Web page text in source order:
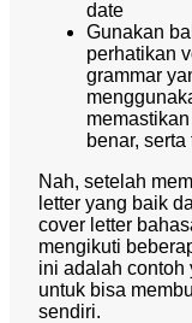
date
Gunakan
perhatikan
grammar
benar,
Nah, setelah
letter yang baik
cover letter
mengikuti
ini adalah contoh
untuk bisa
sendiri.